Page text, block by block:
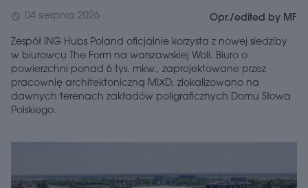
schedule 04 sierpnia 2026 Opr./edited by MF
Zespół ING Hubs Poland oficjalnie korzysta z nowej siedziby
w biurowcu The Form na warszawskiej Woli. Biuro o
powierzchni ponad 6 tys. mkw., zaprojektowane przez
pracownię architektoniczną MIXD, zlokalizowano na
dawnych terenach zakładów poligraficznych Domu Słowa
Polskiego.